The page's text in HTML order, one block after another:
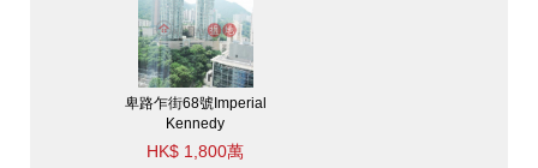
卑路乍街68號Imperial
Kennedy
HK$ 1,800萬